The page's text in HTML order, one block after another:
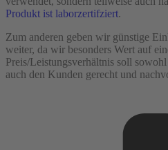
Produkt ist laborzertifziert.
Zum anderen geben wir günstige
weiter, da wir besonders Wert auf
Preis/Leistungsverhältnis soll
auch den Kunden gerecht und